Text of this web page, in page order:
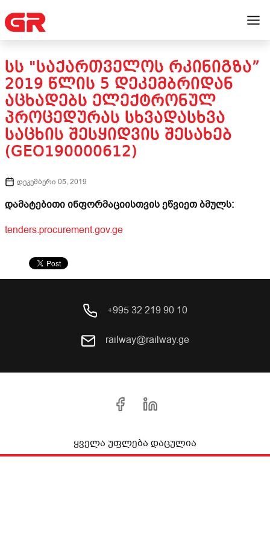
ᲡᲡ "ᲡᲐᲥᲐᲠᲗᲕᲔᲚᲝᲡ ᲠᲙᲘᲜᲘᲒᲖᲐ”
2019 ᲬᲚᲘᲡ 5 ᲓᲔᲙᲔᲛᲑᲠᲘᲓᲐᲜ
ᲐᲪᲮᲐᲓᲔᲑᲡ ᲔᲚᲔᲥᲢᲠᲝᲜᲣᲚ
ᲞᲠᲝᲪᲔᲓᲣᲠᲐᲡ ᲡᲮᲕᲐᲓᲐᲡᲮᲕᲐ
ᲡᲐᲪᲮᲘᲡ ᲨᲔᲡᲧᲘᲓᲕᲘᲡ ᲨᲔᲡᲐᲮᲔᲑ
(GEO190000612)
დეკემბერი 05, 2019
დამატებითი ინფორმაციისთვის ეწვიეთ ბმულს:
tenders.procurement.gov.ge
+995 32 219 90 10
railway@railway.ge
ყველა უფლება დაცულია